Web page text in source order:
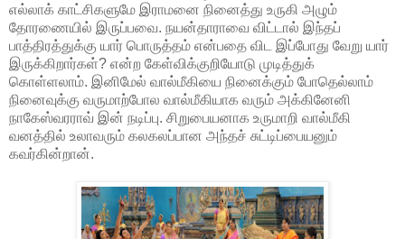
எல்லாக் காட்சிகளுமே இராமனை நினைத்து உருகி அழும்
தோரணையில் இருப்பவை. நயன்தாராவை விட்டால் இந்தப்
பாத்திரத்துக்கு யார் பொருத்தம் என்பதை விட இப்போது வேறு யார்
இருக்கிறார்கள்? என்ற கேள்விக்குறியோடு முடித்துக்
கொள்ளலாம். இனிமேல் வால்மீகியை நினைக்கும் போதெல்லாம்
நினைவுக்கு வருமாற்போல வால்மீகியாக வரும் அக்கினேனி
நாகேஸ்வரராவ் இன் நடிப்பு. சிறுபையனாக உருமாறி வால்மீகி
வனத்தில் உலாவரும் கலகலப்பான அந்தச் சுட்டிப்பையனும்
கவர்கின்றான்.